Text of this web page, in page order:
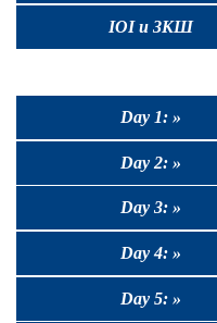
IOI и ЗКШ
Day 1: »
Day 2: »
Day 3: »
Day 4: »
Day 5: »